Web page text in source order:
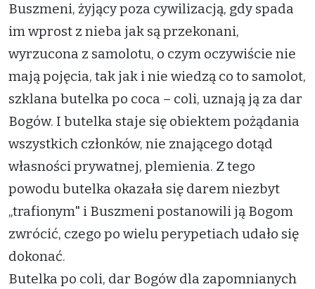
Buszmeni, żyjący poza cywilizacją, gdy spada
im wprost z nieba jak są przekonani,
wyrzucona z samolotu, o czym oczywiście nie
mają pojęcia, tak jak i nie wiedzą co to samolot,
szklana butelka po coca – coli, uznają ją za dar
Bogów. I butelka staje się obiektem pożądania
wszystkich członków, nie znającego dotąd
własności prywatnej, plemienia. Z tego
powodu butelka okazała się darem niezbyt
„trafionym" i Buszmeni postanowili ją Bogom
zwrócić, czego po wielu perypetiach udało się
dokonać.
Butelka po coli, dar Bogów dla zapomnianych